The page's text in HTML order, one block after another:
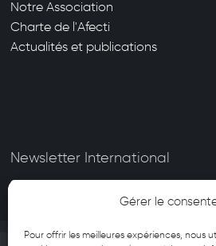
Gérer le
Pour offrir les meilleures expériences, nous
Notre Association
Charte de l'Afecti
Actualités et publications
Newsletter International